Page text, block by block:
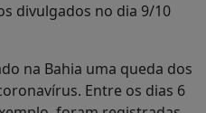
divulgados no dia 9/10
na Bahia uma queda dos
Entre os dias 6